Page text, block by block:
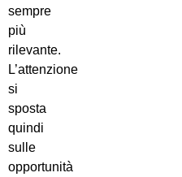
sempre
più
rilevante.
L’attenzione
si
sposta
quindi
sulle
opportunità